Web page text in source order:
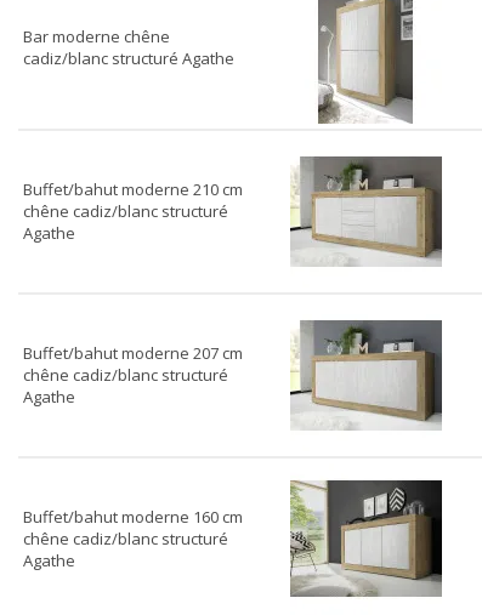
Bar moderne chêne
cadiz/blanc structuré Agathe
Buffet/bahut moderne 210 cm
chêne cadiz/blanc structuré
Agathe
Buffet/bahut moderne 207 cm
chêne cadiz/blanc structuré
Agathe
Buffet/bahut moderne 160 cm
chêne cadiz/blanc structuré
Agathe